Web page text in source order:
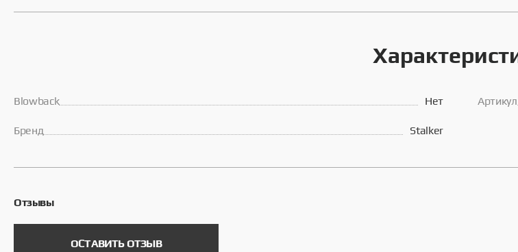
Blowback Нет
Брeнд Stalker
Артикул
Отзывы
ОСТАВИТЬ ОТЗЫВ